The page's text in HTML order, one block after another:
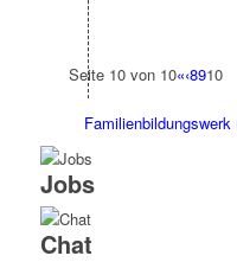
Familienbildungswerk
Seite 10 von 10«‹8910
Jobs
Chat